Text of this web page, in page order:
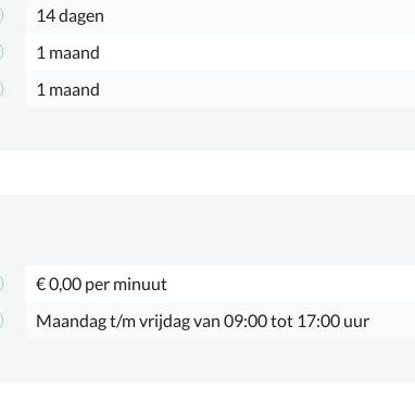
14 dagen
1 maand
1 maand
€ 0,00 per minuut
Maandag t/m vrijdag van 09:00 tot 17:00 uur